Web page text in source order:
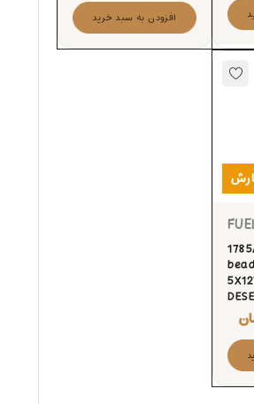
افزودن به سبد خرید